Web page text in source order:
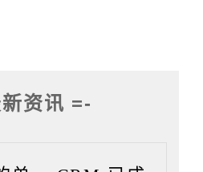
资讯 =-